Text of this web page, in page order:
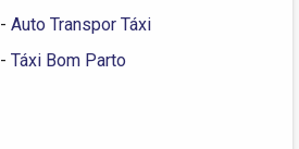
- Auto Transpor Táxi
- Táxi Bom Parto